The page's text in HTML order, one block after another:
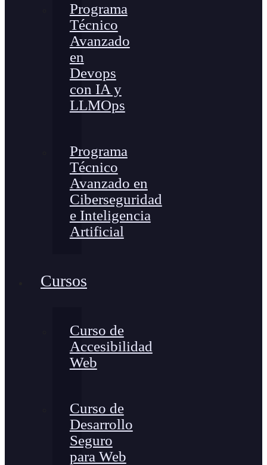
Programa
Técnico
Avanzado
en
Devops
con IA y
LLMOps
Programa
Técnico
Avanzado en
Ciberseguridad
e Inteligencia
Artificial
Cursos
Curso de
Accesibilidad
Web
Curso de
Desarrollo
Seguro
para Web